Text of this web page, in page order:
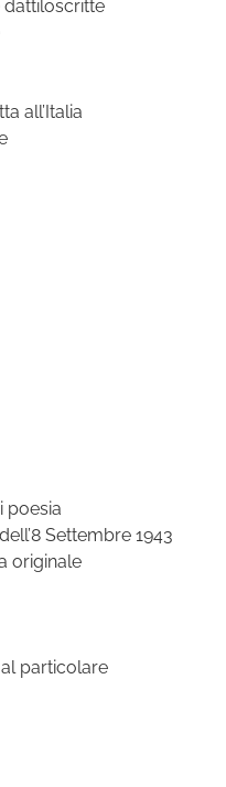
dattiloscritte
all’Italia
poesia
Settembre 1943
originale
particolare